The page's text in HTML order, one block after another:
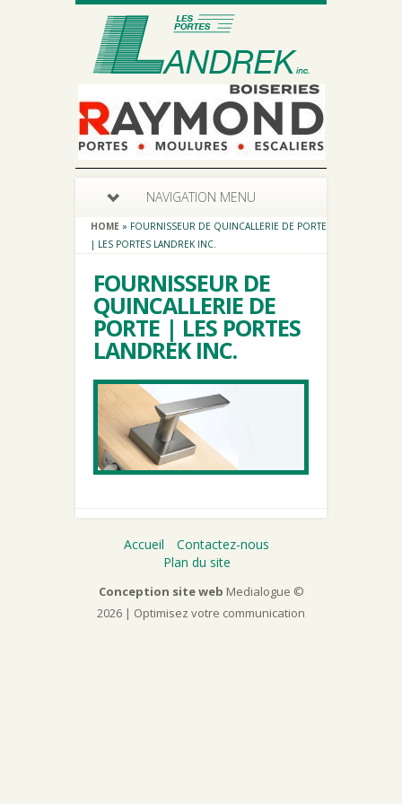
NAVIGATION MENU
HOME » FOURNISSEUR DE QUINCALLERIE DE PORTE
| LES PORTES LANDREK INC.
FOURNISSEUR DE
QUINCALLERIE DE
PORTE | LES PORTES
LANDREK INC.
Accueil
Contactez-nous
Plan du site
Conception site web Medialogue ©
2026 | Optimisez votre communication